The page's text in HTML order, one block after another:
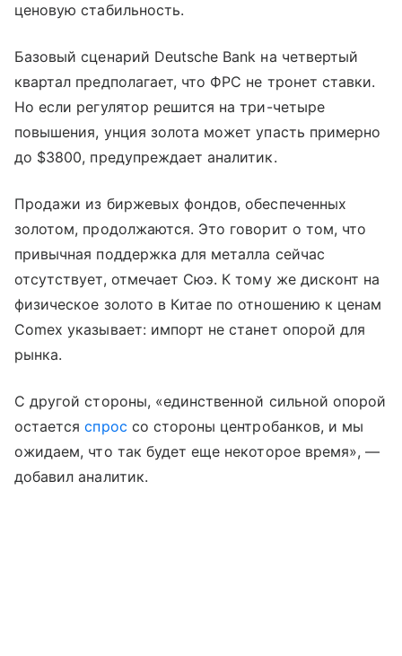
ценовую стабильность.
Базовый сценарий Deutsche Bank на четвертый
квартал предполагает, что ФРС не тронет ставки.
Но если регулятор решится на три-четыре
повышения, унция золота может упасть примерно
до $3800, предупреждает аналитик.
Продажи из биржевых фондов, обеспеченных
золотом, продолжаются. Это говорит о том, что
привычная поддержка для металла сейчас
отсутствует, отмечает Сюэ. К тому же дисконт на
физическое золото в Китае по отношению к ценам
Comex указывает: импорт не станет опорой для
рынка.
С другой стороны, «единственной сильной опорой
остаетсяспрос со стороны центробанков, и мы
ожидаем, что так будет еще некоторое время», —
добавил аналитик.